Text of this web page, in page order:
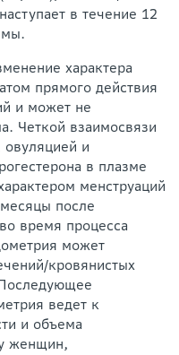
в течение 12
характера
прямого действия
и может не
Четкой взаимосвязи
и
в плазме
менструаций
после
время процесса
может
кровянистых
ведет к
и объема
женщин,